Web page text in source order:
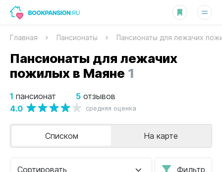
Главная Пансионаты Пансионаты для лежачих
Пансионаты для лежачих
пожилых в Маяне 1
1 пансионат 5 отзывов
4.0 средняя оценка
Сортировать Фильтр
Списком На карте